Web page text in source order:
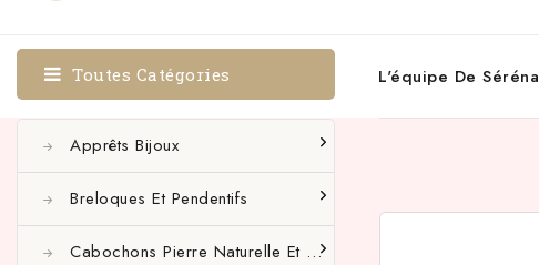
L'équipe De Séréna
Toutes Catégories
Apprêts Bijoux
Breloques Et Pendentifs
Cabochons Pierre Naturelle Et Autres